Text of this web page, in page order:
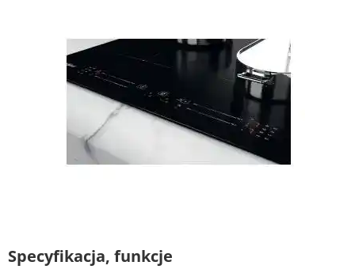
Specyfikacja, funkcje